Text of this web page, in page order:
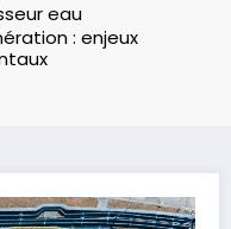
eau
: enjeux